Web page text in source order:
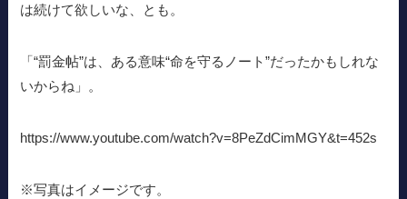
は続けて欲しいな、とも。
「“罰金帖”は、ある意味“命を守るノート”だったかもしれな
いからね」。
https://www.youtube.com/watch?v=8PeZdCimMGY&t=452s
※写真はイメージです。